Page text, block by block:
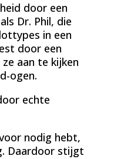
door een
Dr. Phil, die
in een
door een
aan te kijken
ogen.
echte
nodig hebt,
Daardoor stijgt